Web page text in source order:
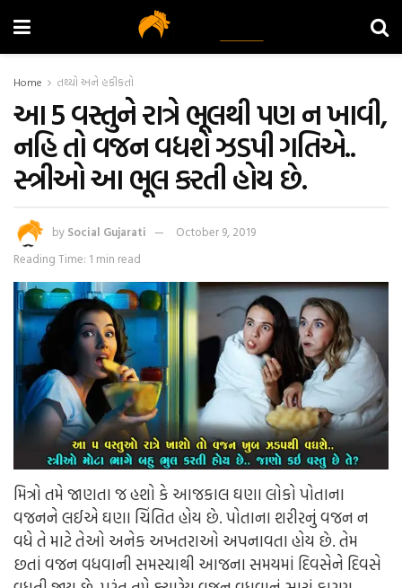
Home તથ્યો અને હકીકતો
આ 5 વસ્તુને રાત્રે ભૂલથી પણ ન ખાવી,
નહિ તો વજન વધશે ઝડપી ગતિએ..
સ્ત્રીઓ આ ભૂલ કરતી હોય છે.
by Social Gujarati
October 9, 2019
Reading Time: 1 min read
મિત્રો તમે જાણતા જ હશો કે આજકાલ ઘણા લોકો પોતાના
વજનને લઈએ ઘણા ચિંતિત હોય છે. પોતાના શરીરનું વજન ન
વધે તે માટે તેઓ અનેક અખતરાઓ અપનાવતા હોય છે. તેમ
છતાં વજન વધવાની સમસ્યાથી આજના સમયમાં દિવસેને દિવસે